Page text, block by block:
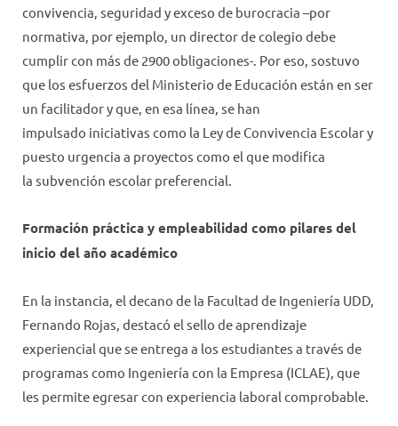
convivencia, seguridad y exceso de burocracia –por
normativa, por ejemplo, un director de colegio debe
cumplir con más de 2900 obligaciones-. Por eso, sostuvo
que los esfuerzos del Ministerio de Educación están en ser
un facilitador y que, en esa línea, se han
impulsado iniciativas como la Ley de Convivencia Escolar y
puesto urgencia a proyectos como el que modifica
la subvención escolar preferencial.
Formación práctica y empleabilidad como pilares del
inicio del año académico
En la instancia, el decano de la Facultad de Ingeniería UDD,
Fernando Rojas, destacó el sello de aprendizaje
experiencial que se entrega a los estudiantes a través de
programas como Ingeniería con la Empresa (ICLAE), que
les permite egresar con experiencia laboral comprobable.